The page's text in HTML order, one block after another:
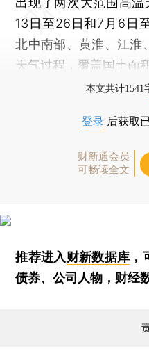
13日至26日和7月6日
北中南部、黄淮、江淮
天气过程，覆盖国土面
本文共计1541
登录 后获取
财新通会员
可畅读全文
推荐进入财新数据库
债券、公司人物，财经